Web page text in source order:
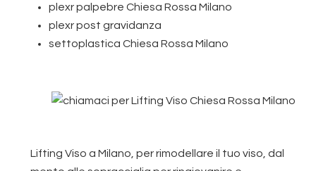
plexr palpebre Chiesa Rossa Milano
plexr post gravidanza
settoplastica Chiesa Rossa Milano
Lifting Viso a Milano, per rimodellare il tuo viso, dal